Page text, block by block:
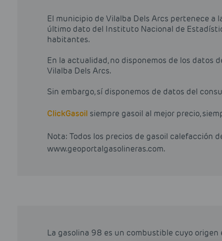
El municipio de Vilalba Dels Arcs pertenece a
último dato del Instituto Nacional de
habitantes.
En la actualidad, no disponemos de los datos
Vilalba Dels Arcs.
Sin embargo, sí disponemos de datos del
ClickGasoil siempre gasoil al mejor precio,
Nota: Todos los precios de gasoil calefacción
www.geoportalgasolineras.com.
La gasolina 98 es un combustible cuyo